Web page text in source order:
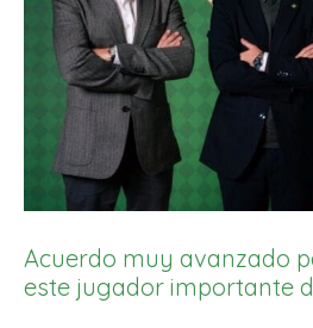
Acuerdo muy avanzado
este jugador importante